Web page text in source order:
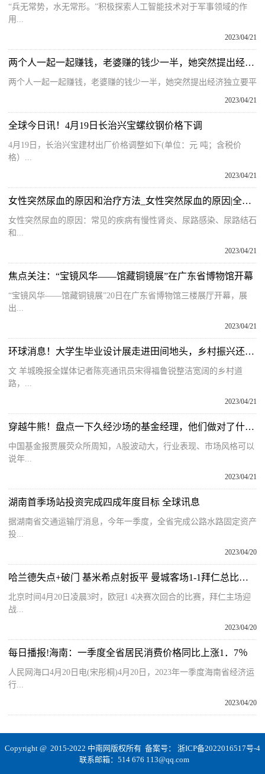
“兵无常势，水无常形。”积极探索人工智能技术对于军事领域的作
用...
2023/04/21
两个人一起一起赚钱，老婆赚的钱少一半，她突然提出经济独立要平
两个人一起一起赚钱，老婆赚的钱少一半，她突然提出经济独立要平
2023/04/21
全球今日讯！4月19日长治兴宝螺纹钢价格下调
4月19日，长治兴宝建材出厂价格调整如下(单位：元 吨；含税价
格）...
2023/04/21
女性突然尿血的原因和治疗方法_女性突然尿血的原因|全球微头条
女性突然尿血的原因：常见的疾病有慢性肾炎、尿路感染、尿路结石
和...
2023/04/21
焦点关注：“宝镜风华——馆藏铜镜展”在广东省博物馆开幕
“宝镜风华——馆藏铜镜展”20日在广东省博物馆三楼展厅开幕，展
出...
2023/04/21
环球消息！大学生毕业设计展走进田间地头，乡村振兴还能这么玩！
文 羊城晚报全媒体记者陈亮通讯员宋得福鲁锐整洁宽阔的乡村道
路，...
2023/04/21
穿越牛熊！盘点一下久经沙场的基金经理，他们做对了什么？
中国基金报贾展荧众所周知，A股波动大，行业表现、市场风格可以
说年...
2023/04/21
湖南首季场站投资完成四成年度目标 全球讯息
据湖南省交通运输厅消息，今年一季度，全省完成公路水路固定资产
投...
2023/04/20
哈兰德失点+破门 基米希点射扳平 曼城客场1-1拜仁总比分4-1晋级|环球滚动
北京时间4月20日凌晨3时，欧冠1 4决赛次回合的比赛，拜仁主场迎
战...
2023/04/20
每日播报!海南：一季度全省居民消费价格同比上涨1．7％
人民网海口4月20日电(宋彤桐)4月20日，2023年一季度海南省经济运
行...
2023/04/20
Copyright @ 2015-2022 中南网版权所有 备案号： 浙ICP备2022016517号-4
联系邮箱：514 676 113@qq.com